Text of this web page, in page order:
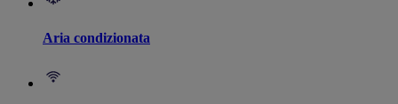
Aria condizionata